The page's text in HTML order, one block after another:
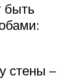
быть
стены –